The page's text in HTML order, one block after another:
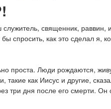
священник,
спросить, как это сделал я,
проста. Люди рождаются,
такие как Иисус и другие,
три дня после его смерти. Он